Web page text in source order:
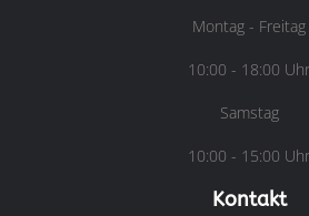
Montag - Freitag
10:00 - 18:00 Uhr
Samstag
10:00 - 15:00 Uhr
Kontakt